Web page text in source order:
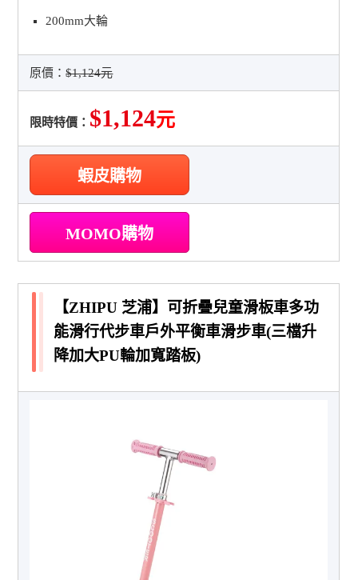
200mm大輪
原價：$1,124元
限時特價： $1,124元
蝦皮購物
MOMO購物
【ZHIPU 芝浦】可折疊兒童滑板車多功
能滑行代步車戶外平衡車滑步車(三檔升
降加大PU輪加寬踏板)